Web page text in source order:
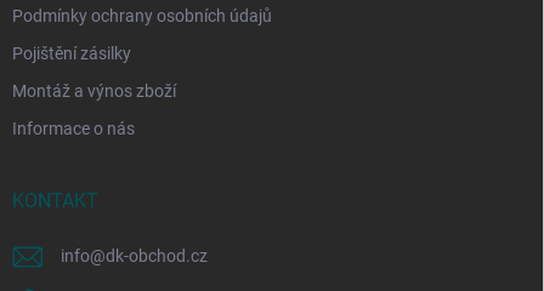
Podmínky ochrany osobních údajů
Pojištění zásilky
Montáž a výnos zboží
Informace o nás
KONTAKT
info@dk-obchod.cz